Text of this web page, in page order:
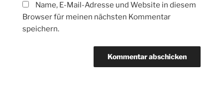
Name, E-Mail-Adresse und Website in diesem
Browser für meinen nächsten Kommentar
speichern.